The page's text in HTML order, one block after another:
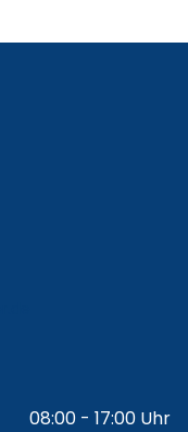
08:00 - 17:00 Uhr